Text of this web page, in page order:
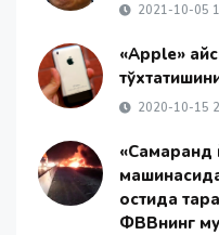
2021-10-05
«Apple»
2020-10-15
остида
ФВВнинг